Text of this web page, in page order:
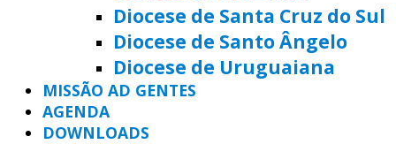
Diocese de Santa Cruz do Sul
Diocese de Santo Ângelo
Diocese de Uruguaiana
MISSÃO AD GENTES
AGENDA
DOWNLOADS